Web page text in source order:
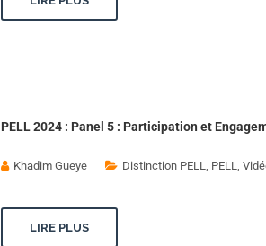
PELL 2024 : Panel 5 : Participation et
Khadim Gueye Distinction PELL, PELL,
LIRE PLUS